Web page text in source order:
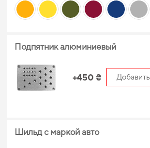
Подпятник алюминиевый
+450 ₴ Добавить
Шильд с маркой авто